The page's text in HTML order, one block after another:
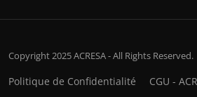
Copyright 2025 ACRESA - All Rights Reserved.
Politique de Confidentialité CGU -